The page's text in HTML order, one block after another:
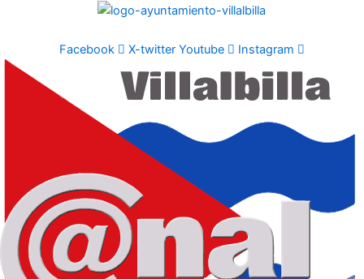
Facebook X-twitter Youtube Instagram